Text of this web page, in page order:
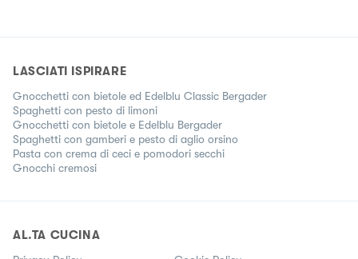
LASCIATI ISPIRARE
Gnocchetti con bietole ed Edelblu Classic Bergader
Spaghetti con pesto di limoni
Gnocchetti con bietole e Edelblu Bergader
Spaghetti con gamberi e pesto di aglio orsino
Pasta con crema di ceci e pomodori secchi
Gnocchi cremosi
AL.TA CUCINA